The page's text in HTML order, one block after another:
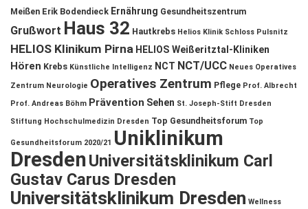
Meißen Erik Bodendieck Ernährung Gesundheitszentrum
Grußwort Haus 32 Hautkrebs Helios Klinik Schloss Pulsnitz
HELIOS Klinikum Pirna HELIOS Weißeritztal-Kliniken
Hören Krebs Künstliche Intelligenz NCT NCT/UCC Neues Operatives
Zentrum Neurologie Operatives Zentrum Pflege Prof. Albrecht
Prof. Andreas Böhm Prävention Sehen St. Joseph-Stift Dresden
Stiftung Hochschulmedizin Dresden Top Gesundheitsforum Top
Gesundheitsforum 2020/21 Uniklinikum
DresdenUniversitätsklinikum Carl
Gustav Carus Dresden
Universitätsklinikum Dresden Wellness